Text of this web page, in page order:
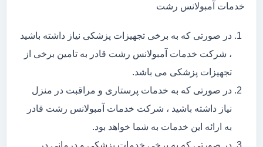
خدمات آمبولانس رشت
در صورتی که به برخی تجهیزات پزشکی نیاز داشته باشید
، شرکت خدمات آمبولانس رشت قادر به تامین برخی از
تجهیزات پزشکی می باشد.
در صورتی که به خدمات پرستاری و مراقبت در منزل
نیاز داشته باشید ، شرکت خدمات آمبولانس رشت قادر
به ارائه این خدمات به شما خواهد بود.
در صورتی که به برخی خدمات پزشکی و درمانی در